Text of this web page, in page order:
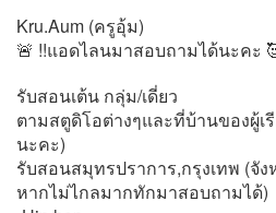
Kru.Aum (ครูอุ้ม)
🚨 !!แอดไลนมาสอบถามได้นะคะ
รับสอนเต้น กลุ่ม/เดี่ยว
ตามสตูดิโอต่างๆและที่บ้านของผู้เ
นะคะ)
รับสอนสมุทรปราการ,กรุงเทพ (จั
หากไม่ไกลมากทักมาสอบถามได้)